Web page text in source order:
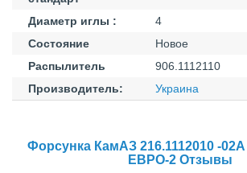
Диаметр иглы :
4
Состояние
Новое
Распылитель
906.1112110
Производитель:
Украина
Форсунка КамАЗ 216.1112010 -
ЕВРО-2 Отзывы